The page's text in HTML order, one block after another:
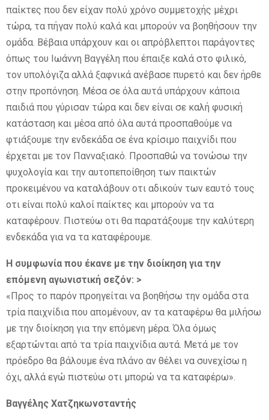
παίκτες που δεν είχαν πολύ χρόνο συμμετοχής μέχρι
τώρα, τα πήγαν πολύ καλά και μπορούν να βοηθήσουν την
ομάδα. Βέβαια υπάρχουν και οι απρόβλεπτοι παράγοντες
όπως του Ιωάννη Βαγγέλη που έπαιξε καλά στο φιλικό,
τον υπολόγιζα αλλά ξαφνικά ανέβασε πυρετό και δεν ήρθε
στην προπόνηση. Μέσα σε όλα αυτά υπάρχουν κάποια
παιδιά που γύρισαν τώρα και δεν είναι σε καλή φυσική
κατάσταση και μέσα από όλα αυτά προσπαθούμε να
φτιάξουμε την ενδεκάδα σε ένα κρίσιμο παιχνίδι που
έρχεται με τον Πανναξιακό. Προσπαθώ να τονώσω την
ψυχολογία και την αυτοπεποίθηση των παικτών
προκειμένου να καταλάβουν οτι αδικούν των εαυτό τους
οτι είναι πολύ καλοί παίκτες και μπορούν να τα
καταφέρουν. Πιστεύω οτι θα παρατάξουμε την καλύτερη
ενδεκάδα για να τα καταφέρουμε.
Η συμφωνία που έκανε με την διοίκηση για την
επόμενη αγωνιστική σεζόν: >
«Προς το παρόν προηγείται να βοηθήσω την ομάδα στα
τρία παιχνίδια που απομένουν, αν τα καταφέρω θα μιλήσω
με την διοίκηση για την επόμενη μέρα. Όλα όμως
εξαρτώνται από τα τρία παιχνίδια αυτά. Μετά με τον
πρόεδρο θα βάλουμε ένα πλάνο αν θέλει να συνεχίσω η
όχι, αλλά εγώ πιστεύω οτι μπορώ να τα καταφέρω».
Βαγγέλης Χατζηκωνσταντής